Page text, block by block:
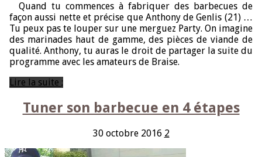
Quand tu commences à fabriquer des barbecues de
façon aussi nette et précise que Anthony de Genlis (21) …
Tu peux pas te louper sur une merguez Party. On imagine
des marinades haut de gamme, des pièces de viande de
qualité. Anthony, tu auras le droit de partager la suite du
programme avec les amateurs de Braise.
Lire la suite ;
Tuner son barbecue en 4 étapes
30 octobre 2016 2